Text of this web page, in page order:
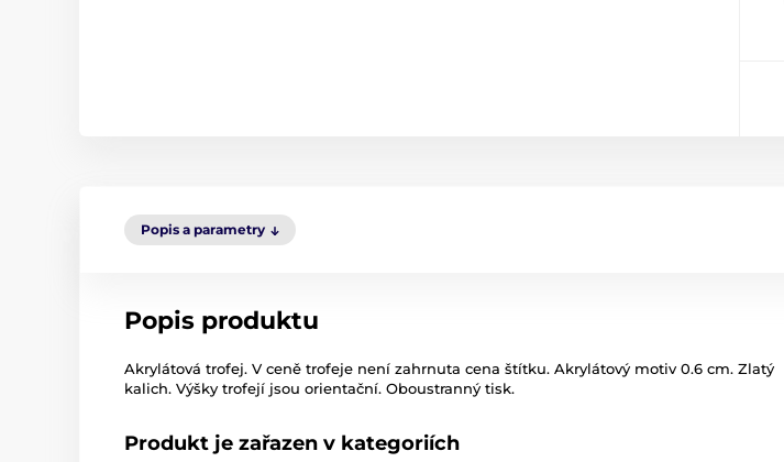
Popis a parametry
Popis produktu
Akrylátová trofej. V ceně trofeje není zahrnuta cena štítku. Akrylátový motiv 0.6 cm. Zlatý
kalich. Výšky trofejí jsou orientační. Oboustranný tisk.
Produkt je zařazen v kategoriích